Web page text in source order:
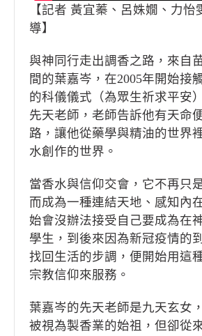
【記者 黃宜蓁、呂姝嫺、力怡
導】
與神同行走出調香之路，來自
間的葉嘉岑，在2005年開始接
的科儀儀式（為眾生祈求平安
先天老師，老師告訴他有天命
路，讓他從藥學與精油的世界
水創作的世界。
當香水與信仰交會，它不再只
而成為一種連結天地、感知內
始會沒辦法接受自己要成為在
學生，到後來因為新冠疫情的
找回生活的步調，便開始用這
宗教信仰來服務。
葉嘉岑的先天老師是九天玄女
被視為製香業的始祖，但卻從